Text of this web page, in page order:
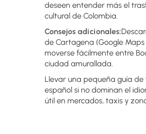
deseen entender más el
cultural de Colombia.
Consejos adicionales:
de Cartagena (Google
moverse fácilmente entre
ciudad amurallada.
Llevar una pequeña guía de
español si no dominan el
útil en mercados, taxis y